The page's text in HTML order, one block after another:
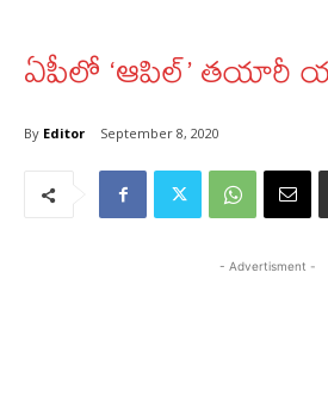
ఏపీలో ‘ఆపిల్‌’ తయారీ
By Editor September 8, 2020
- Advertisment -